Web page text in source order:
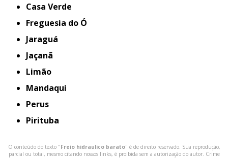
Casa Verde
Freguesia do Ó
Jaraguá
Jaçanã
Limão
Mandaqui
Perus
Pirituba
O conteúdo do texto "Freio hidraulico barato" é de direito reservado. Sua reprodução,
parcial ou total, mesmo citando nossos links, é proibida sem a autorização do autor. Crime